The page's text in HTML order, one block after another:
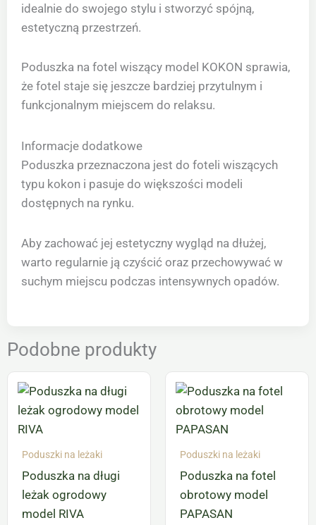
idealnie do swojego stylu i stworzyć spójną,
estetyczną przestrzeń.
Poduszka na fotel wiszący model KOKON sprawia,
że fotel staje się jeszcze bardziej przytulnym i
funkcjonalnym miejscem do relaksu.
Informacje dodatkowe
Poduszka przeznaczona jest do foteli wiszących
typu kokon i pasuje do większości modeli
dostępnych na rynku.
Aby zachować jej estetyczny wygląd na dłużej,
warto regularnie ją czyścić oraz przechowywać w
suchym miejscu podczas intensywnych opadów.
Podobne produkty
Poduszki na leżaki
Poduszka na długi
leżak ogrodowy
model RIVA
Ten
produkt
ma
wiele
wariantów.
Opcje
można
wybrać
Poduszki na leżaki
Poduszka na fotel
obrotowy model
PAPASAN
Ten
produkt
ma
wiele
wariantów.
Opcje
można
wybrać